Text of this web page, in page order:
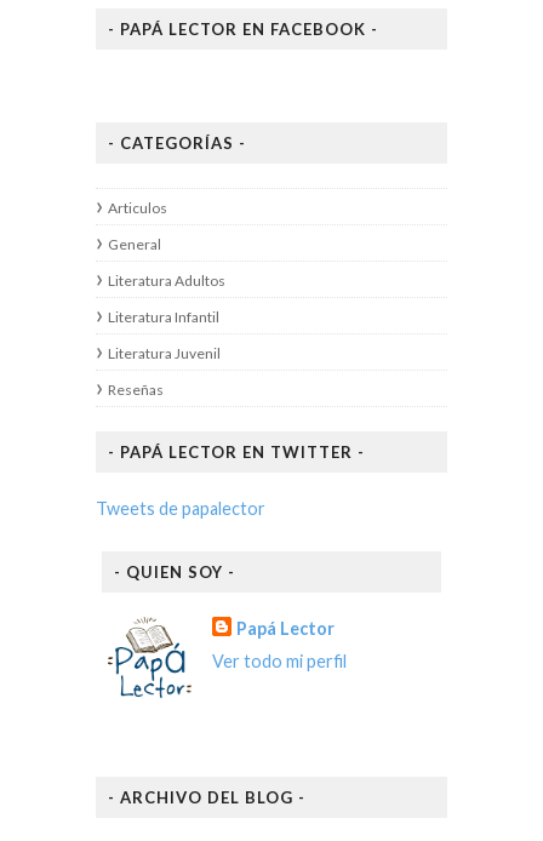
- PAPÁ LECTOR EN FACEBOOK -
- CATEGORÍAS -
Articulos
General
Literatura Adultos
Literatura Infantil
Literatura Juvenil
Reseñas
- PAPÁ LECTOR EN TWITTER -
Tweets de papalector
- QUIEN SOY -
Papá Lector
Ver todo mi perfil
- ARCHIVO DEL BLOG -